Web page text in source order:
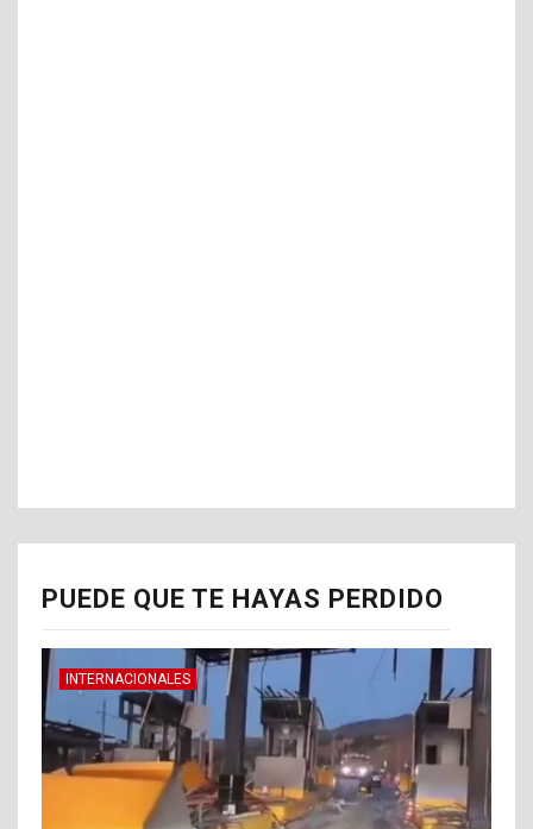
PUEDE QUE TE HAYAS PERDIDO
INTERNACIONALES